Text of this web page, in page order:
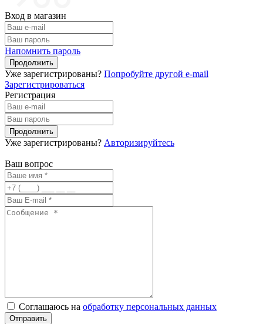
Вход в магазин
Напомнить пароль
Уже зарегистрированы? Попробуйте другой e-mail
Зарегистрироваться
Регистрация
Уже зарегистрированы? Авторизируйтесь
Ваш вопрос
Соглашаюсь на обработку персональных данных